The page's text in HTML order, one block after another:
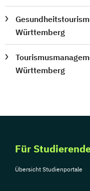
Württemberg
Württemberg
Für
Übersicht Studienportale